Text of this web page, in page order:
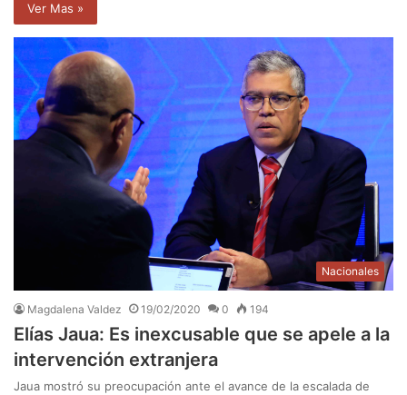
Ver Mas »
Nacionales
Magdalena Valdez 19/02/2020 0 194
Elías Jaua: Es inexcusable que se apele a la
intervención extranjera
Jaua mostró su preocupación ante el avance de la escalada de